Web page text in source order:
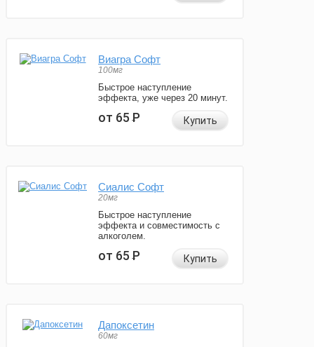
Виагра Софт
100мг
Быстрое наступление
эффекта, уже через 20 минут.
от 65Р Купить
Сиалис Софт
20мг
Быстрое наступление
эффекта и совместимость с
алкоголем.
от 65Р Купить
Дапоксетин
60мг